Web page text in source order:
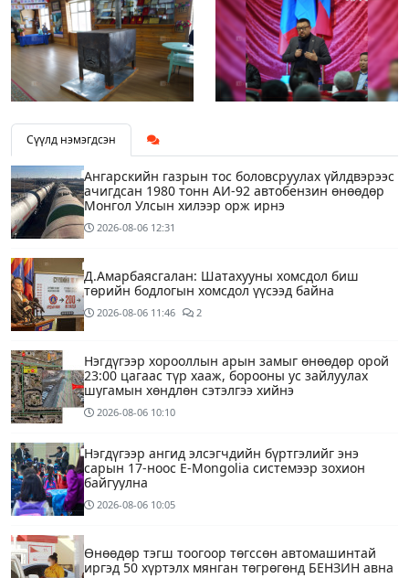
Сүүлд нэмэгдсэн
Ангарскийн газрын тос боловсруулах үйлдвэрээс
ачигдсан 1980 тонн АИ-92 автобензин өнөөдөр
Монгол Улсын хилээр орж ирнэ
2026-08-06 12:31
Д.Амарбаясгалан: Шатахууны хомсдол биш
төрийн бодлогын хомсдол үүсээд байна
2026-08-06 11:46 2
Нэгдүгээр хорооллын арын замыг өнөөдөр орой
23:00 цагаас түр хааж, борооны ус зайлуулах
шугамын хөндлөн сэтэлгээ хийнэ
2026-08-06 10:10
Нэгдүгээр ангид элсэгчдийн бүртгэлийг энэ
сарын 17-ноос E-Mongolia системээр зохион
байгуулна
2026-08-06 10:05
Өнөөдөр тэгш тоогоор төгссөн автомашинтай
иргэд 50 хүртэлх мянган төгрөгөнд БЕНЗИН авна